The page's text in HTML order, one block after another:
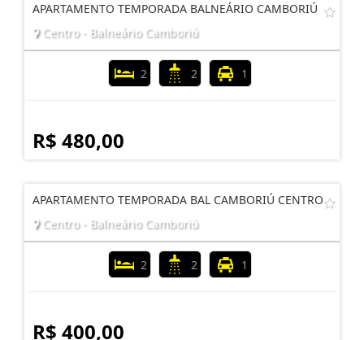
APARTAMENTO TEMPORADA BALNEÁRIO CAMBORIÚ
Centro - Balneário Camboriú
2 2 1
R$ 480,00
APARTAMENTO TEMPORADA BAL CAMBORIÚ CENTRO
Centro - Balneário Camboriú
2 2 1
R$ 400,00